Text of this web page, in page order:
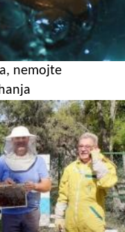
nemojte